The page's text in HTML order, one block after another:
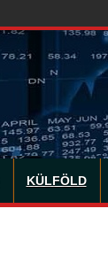
KÜLFÖLD